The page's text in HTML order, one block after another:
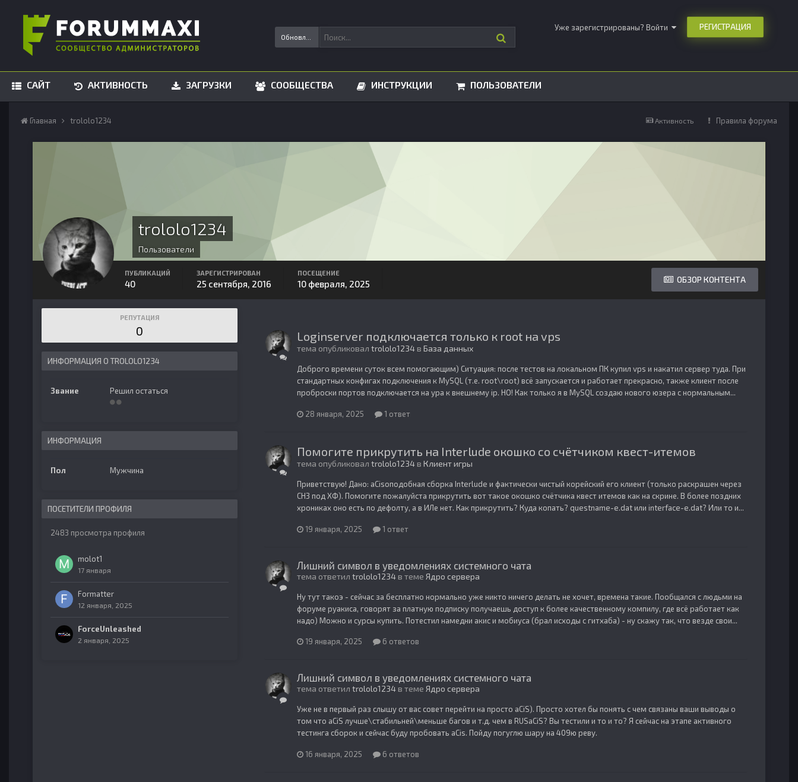
Уже зарегистрированы? Войти РЕГИСТРАЦИЯ
САЙТ АКТИВНОСТЬ ЗАГРУЗКИ СООБЩЕСТВА ИНСТРУКЦИИ ПОЛЬЗОВАТЕЛИ
Активность Правила форума
Главная trololo1234
trololo1234
Пользователи
ОБЗОР КОНТЕНТА
ПУБЛИКАЦИЙ
40
ЗАРЕГИСТРИРОВАН
25 сентября, 2016
ПОСЕЩЕНИЕ
10 февраля, 2025
РЕПУТАЦИЯ
0
ИНФОРМАЦИЯ О TROLOLO1234
Звание Решил остаться
ИНФОРМАЦИЯ
Пол Мужчина
ПОСЕТИТЕЛИ ПРОФИЛЯ
2483 просмотра профиля
molot1
17 января
Formatter
12 января, 2025
ForceUnleashed
2 января, 2025
Loginserver подключается только к root на vps
тема опубликовал trololo1234в База данных
Доброго времени суток всем помогающим) Ситуация: после тестов на локальном ПК купил vps и накатил сервер туда. При
стандартных конфигах подключения к MySQL (т.е. root\root) всё запускается и работает прекрасно, также клиент после
проброски портов подключается на ура к внешнему ip. НО! Как только я в MySQL создаю нового юзера с нормальным...
28 января, 2025 1 ответ
Помогите прикрутить на Interlude окошко со счётчиком квест-итемов
тема опубликовал trololo1234в Клиент игры
Приветствую! Дано: aCisоподобная сборка Interlude и фактически чистый корейский его клиент (только раскрашен через
CH3 под ХФ). Помогите пожалуйста прикрутить вот такое окошко счётчика квест итемов как на скрине. В более поздних
хрониках оно есть по дефолту, а в ИЛе нет. Как прикрутить? Куда копать? questname-e.dat или interface-e.dat? Или то и...
19 января, 2025 1 ответ
Лишний символ в уведомлениях системного чата
тема ответил trololo1234в теме Ядро сервера
Ну тут такоэ - сейчас за бесплатно нормально уже никто ничего делать не хочет, времена такие. Пообщался с людьми на
форуме руакиса, говорят за платную подписку получаешь доступ к более качественному компилу, где всё работает как
надо) Можно и сурсы купить. Потестил намедни акис и мобиуса (брал исходы с гитхаба) - ну скажу так, что везде свои...
19 января, 2025 6 ответов
Лишний символ в уведомлениях системного чата
тема ответил trololo1234в теме Ядро сервера
Уже не в первый раз слышу от вас совет перейти на просто aCiS). Просто хотел бы понять с чем связаны ваши выводы о
том что aCiS лучше\стабильней\меньше багов и т.д. чем в RUSaCiS? Вы тестили и то и то? Я сейчас на этапе активного
тестинга сборок и сейчас буду пробовать aCis. Пойду погуглю шару на 409ю реву.
16 января, 2025 6 ответов